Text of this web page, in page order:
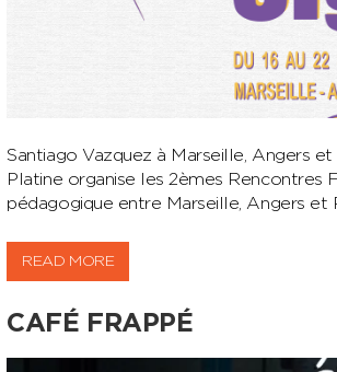
Santiago Vazquez à Marseille, Angers et
Platine organise les 2èmes Rencontres
pédagogique entre Marseille, Angers et
READ MORE
CAFÉ FRAPPÉ